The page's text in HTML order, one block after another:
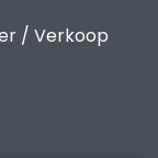
/ Verkoop